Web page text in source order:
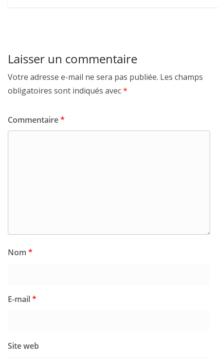
Laisser un commentaire
Votre adresse e-mail ne sera pas publiée. Les champs
obligatoires sont indiqués avec*
Commentaire*
Nom *
E-mail*
Site web